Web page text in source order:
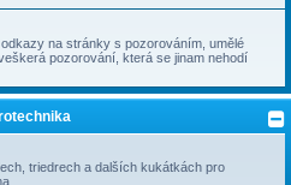
na stránky s pozorováním, umělé
pozorování, která se jinam nehodí
triedrech a dalších kukátkách pro